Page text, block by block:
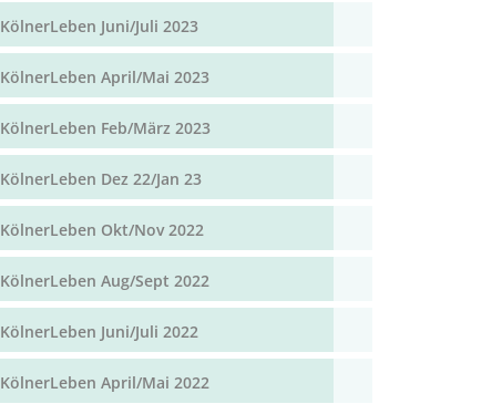
KölnerLeben Juni/Juli 2023
KölnerLeben April/Mai 2023
KölnerLeben Feb/März 2023
KölnerLeben Dez 22/Jan 23
KölnerLeben Okt/Nov 2022
KölnerLeben Aug/Sept 2022
KölnerLeben Juni/Juli 2022
KölnerLeben April/Mai 2022